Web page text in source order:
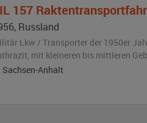
157
, Russland
Lkw / Transporter der 1950er
, mit kleineren bis mittleren
Sachsen-Anhalt